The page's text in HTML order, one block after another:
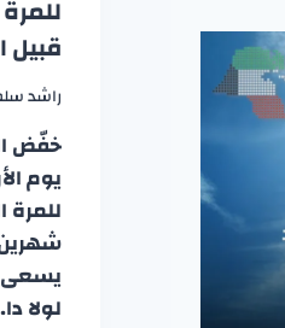
قبيل
راشد
خفّض
يوم
للمرة
شهرين
يسعى
لولا